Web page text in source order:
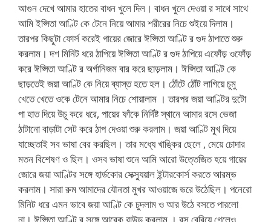
আগুন দেখে আমার হাতের বাধন খুলে দিল। বাধন খুলে দেওয়া র সাথে সাথে
আমি ইপ্সিতা আণ্টি কে টেনে নিয়ে আমার শরীরের নিচে শুইয়ে দিলাম।
তারপর কিছুটা ফোর্স করেই গায়ের জোরে ঈপ্সিতা আণ্টি র গুদ ঠাপাতে শুরু
করলাম। দশ মিনিট ধরে ঠাপিয়ে ঈপ্সিতা আণ্টি র গুদ ঠাপিয়ে এফোঁড় ওফোঁড়
করে ঈপ্সিতা আণ্টি র অর্গানিজম বার করে ছাড়লাম। ঈপ্সিতা আণ্টি কে
ছাড়তেই জয়া আণ্টি কে নিয়ে ব্যাস্ত হতে হল। ঠোঁটে ঠোঁট লাগিয়ে চুমু
খেতে খেতে ওকে টেনে আমার নিচে শোয়ালাম । তারপর জয়া আণ্টির দুটো
পা হাত দিয়ে উচু করে ধরে, পায়ের ফাঁকে নির্দিষ্ট স্থানে আমার রসে ভেজা
ঠাটানো বাড়াটা সেট করে ঠাপ দেওয়া শুরু করলাম। জয়া আণ্টি মুখ দিয়ে
যাচ্ছেতাই সব ভাষা বের করছিল। তার মধ্যে খাঙ্কির ছেলে , মেয়ে চোদার
মতন বিশেষণ ও ছিল। ওসব ভাষা শুনে আমি আরো উত্তেজিত হয়ে গায়ের
জোরে জয়া আণ্টির সঙ্গে হার্ডকোর সেক্স্যুয়াল ইন্টারকোর্স করতে আরম্ভ
করলাম। সারা রুম আমাদের যৌনতা মুখর আওয়াজে ভরে উঠেছিল। পনেরো
মিনিট ধরে এমন ভাবে জয়া আণ্টি কে চুদলাম ও আর উঠে বসতে পারলো
না। ঈপ্সিতা আণ্টি র সঙ্গে আরেক রাউন্ড করলাম । রস বেরিয়ে গেলেও